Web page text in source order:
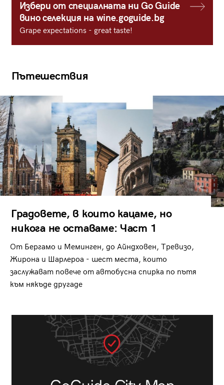
Избери от специалната ни Go Guide
вино селекция на wine.goguide.bg
Grape expectations - great taste!
Пътешествия
Градовете, в които кацаме, но
никога не оставаме: Част 1
От Бергамо и Меминген, до Айндховен, Тревизо,
Жирона и Шарлероа - шест места, които
заслужават повече от автобусна спирка по пътя
към някъде другаде